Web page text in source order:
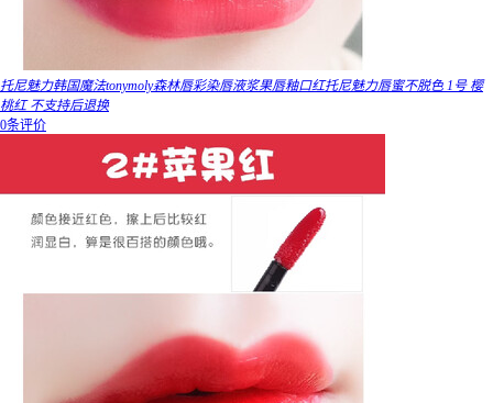
托尼魅力韩国魔法tonymoly森林唇彩染唇液浆果唇釉口红托尼魅力唇蜜不脱色 1号 樱
桃红 不支持后退换
0条评价